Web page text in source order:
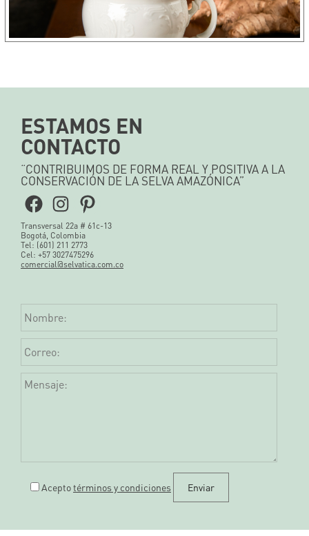
ESTAMOS EN
CONTACTO
“CONTRIBUIMOS DE FORMA REAL Y POSITIVA A LA
CONSERVACIÓN DE LA SELVA AMAZÓNICA”
Facebook
Instagram
Pinterest
Transversal 22a # 61c-13
Bogotá, Colombia
Tel: (601) 211 2773
Cel: +57 3027475296
comercial@selvatica.com.co
Aceptotérminos y condiciones